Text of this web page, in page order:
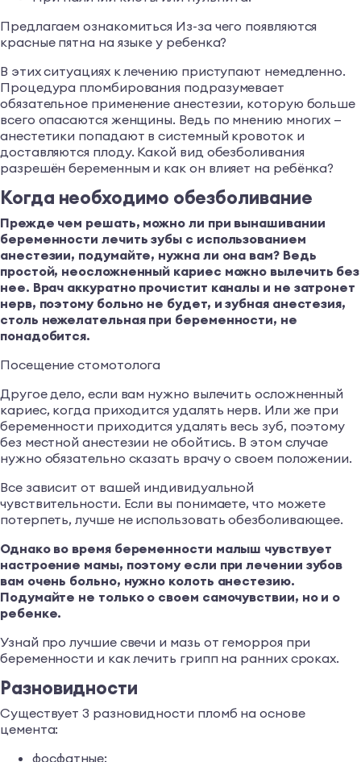
Предлагаем ознакомиться Из-за чего появляются
красные пятна на языке у ребенка?
В этих ситуациях к лечению приступают немедленно.
Процедура пломбирования подразумевает
обязательное применение анестезии, которую больше
всего опасаются женщины. Ведь по мнению многих —
анестетики попадают в системный кровоток и
доставляются плоду. Какой вид обезболивания
разрешён беременным и как он влияет на ребёнка?
Когда необходимо обезболивание
Прежде чем решать, можно ли при вынашивании
беременности лечить зубы с использованием
анестезии, подумайте, нужна ли она вам? Ведь
простой, неосложненный кариес можно вылечить без
нее. Врач аккуратно прочистит каналы и не затронет
нерв, поэтому больно не будет, и зубная анестезия,
столь нежелательная при беременности, не
понадобится.
Посещение стомотолога
Другое дело, если вам нужно вылечить осложненный
кариес, когда приходится удалять нерв. Или же при
беременности приходится удалять весь зуб, поэтому
без местной анестезии не обойтись. В этом случае
нужно обязательно сказать врачу о своем положении.
Все зависит от вашей индивидуальной
чувствительности. Если вы понимаете, что можете
потерпеть, лучше не использовать обезболивающее.
Однако во время беременности малыш чувствует
настроение мамы, поэтому если при лечении зубов
вам очень больно, нужно колоть анестезию.
Подумайте не только о своем самочувствии, но и о
ребенке.
Узнай про лучшие свечи и мазь от геморроя при
беременности и как лечить грипп на ранних сроках.
Разновидности
Существует 3 разновидности пломб на основе
цемента:
фосфатные;